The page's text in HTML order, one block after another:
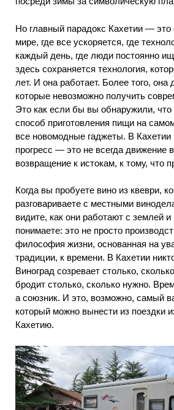
Но главный парадокс Кахетии —
мире, где все ускоряется, где
каждый день, где люди постоянно
здесь сохраняется технология,
лет. И она работает. Более того, она
которые невозможно получить
Это как если бы вы обнаружили,
способ приготовления пищи на
все новомодные гаджеты. В Кахетии
прогресс — это не всегда движение
возвращение к истокам, к тому, что
Когда вы пробуете вино из квеври,
разговариваете с местными
видите, как они работают с землей
понимаете: это не просто
философия жизни, основанная на
традиции, к времени. В Кахетии
Виноград созревает столько,
бродит столько, сколько нужно.
а союзник. И это, возможно, самый
который можно вынести из поездки
Кахетию.